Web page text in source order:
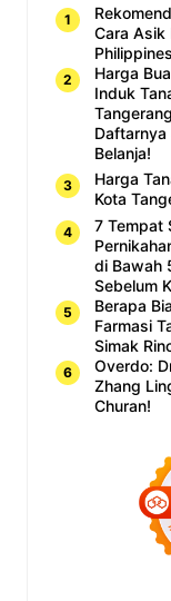
Cara Asik
Harga
Induk
Daftarnya
Belanja!
Harga
Kota
7 Tempat
di Bawah
Sebelum
Berapa
Farmasi
Simak
Overdo:
Zhang
Churan!